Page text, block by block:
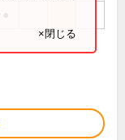
×閉じる